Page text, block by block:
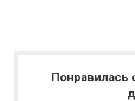
Понравилась